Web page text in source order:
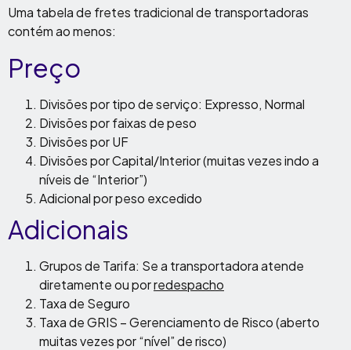
Uma tabela de fretes tradicional de transportadoras
contém ao menos:
Preço
Divisões por tipo de serviço: Expresso, Normal
Divisões por faixas de peso
Divisões por UF
Divisões por Capital/Interior (muitas vezes indo a
níveis de “Interior”)
Adicional por peso excedido
Adicionais
Grupos de Tarifa: Se a transportadora atende
diretamente ou porredespacho
Taxa de Seguro
Taxa de GRIS – Gerenciamento de Risco (aberto
muitas vezes por “nível” de risco)